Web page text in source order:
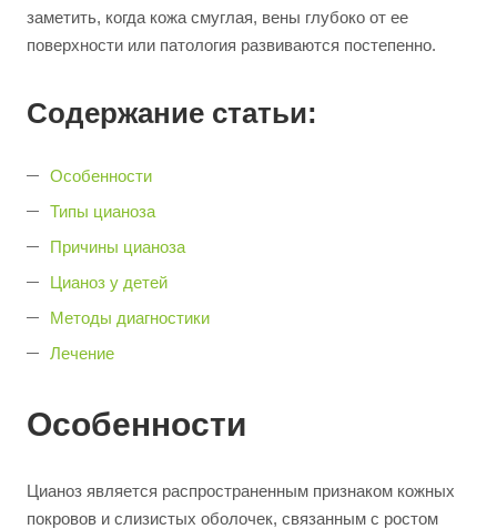
заметить, когда кожа смуглая, вены глубоко от ее
поверхности или патология развиваются постепенно.
Содержание статьи:
Особенности
Типы цианоза
Причины цианоза
Цианоз у детей
Методы диагностики
Лечение
Особенности
Цианоз является распространенным признаком кожных
покровов и слизистых оболочек, связанным с ростом